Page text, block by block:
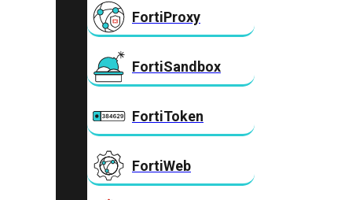
FortiProxy
FortiSandbox
FortiToken
FortiWeb